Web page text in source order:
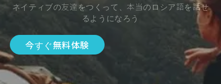
ネイティブの友達をつくって、本当のロシア語を話せ
るようになろう
今すぐ無料体験